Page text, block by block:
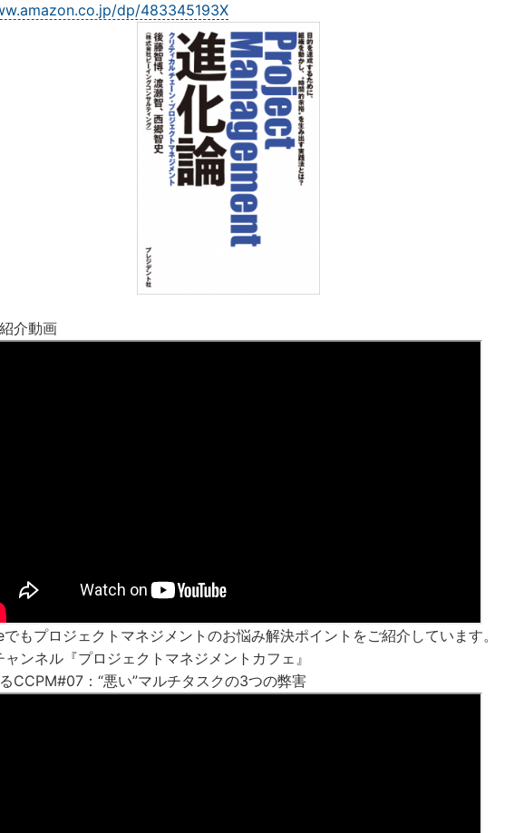
dp/483345193X
介動画
もプロジェクトマネジメントのお悩み解決ポイントをご紹介しています。
ンネル『プロジェクトマネジメントカフェ』
CCPM#07：“悪い”マルチタスクの3つの弊害